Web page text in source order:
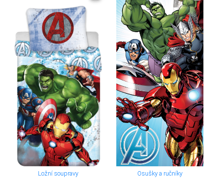
Ložní soupravy Osušky a ručníky